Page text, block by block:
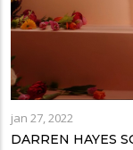
jan 27, 2022
DARREN HAYES